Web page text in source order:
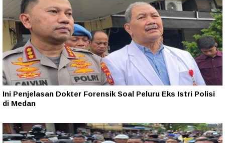
Ini Penjelasan Dokter Forensik Soal Peluru Eks Istri Polisi
di Medan